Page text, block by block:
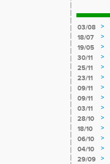
03/08 >
18/07
>
19/05
>
30/11
>
25/11
>
23/11
>
09/11
>
09/11
>
03/11
>
28/10
>
18/10
>
06/10
>
04/10
>
29/09
>